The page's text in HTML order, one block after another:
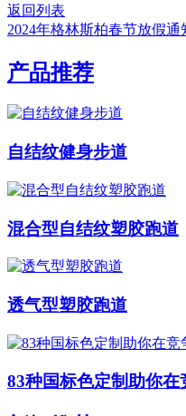
返回列表
2024年格林斯柏春节放假通
产品推荐
自结纹健身步道
混合型自结纹塑胶跑道
透气型塑胶跑道
83种国标色定制助你